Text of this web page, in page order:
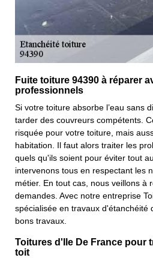
Fuite toiture 94390 à réparer
professionnels
Si votre toiture absorbe l’eau sans
tarder des couvreurs compétents.
risquée pour votre toiture, mais
habitation. Il faut alors traiter les
quels qu'ils soient pour éviter tout
intervenons tous en respectant les
métier. En tout cas, nous veillons à
demandes. Avec notre entreprise
spécialisée en travaux d'étanchéité
bons travaux.
Toitures d'Ile De France pour
toit